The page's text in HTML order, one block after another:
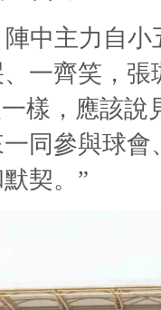
中主力自小
一齊笑，
樣，應該
同參與球
契。”